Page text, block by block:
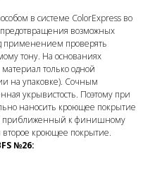
в системе ColorExpress во
возможных
применением проверять
тону. На основаниях
только одной
на упаковке). Сочным
укрывистость. Поэтому при
наносить кроющее покрытие
приближенный к финишному
второе кроющее покрытие.
№26: